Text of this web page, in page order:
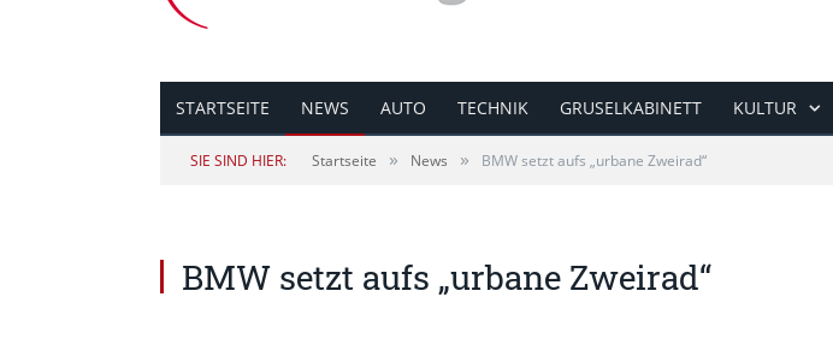
STARTSEITE NEWS AUTO TECHNIK GRUSELKABINETT KULTUR
SIE SIND HIER: Startseite » News » BMW setzt aufs „urbane Zweirad“
BMW setzt aufs „urbane Zweirad“